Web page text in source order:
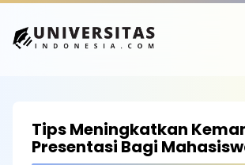
Tips Meningkatkan
Presentasi Bagi